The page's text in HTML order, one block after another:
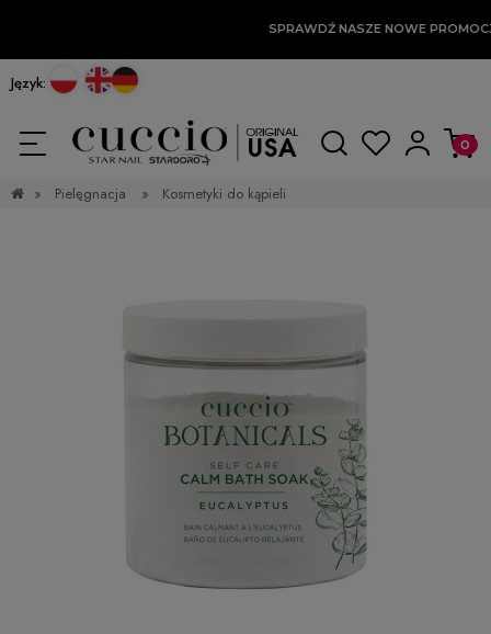
SPRAWDŹ NASZE NOWE
Język:
» Pielęgnacja » Kosmetyki do kąpieli